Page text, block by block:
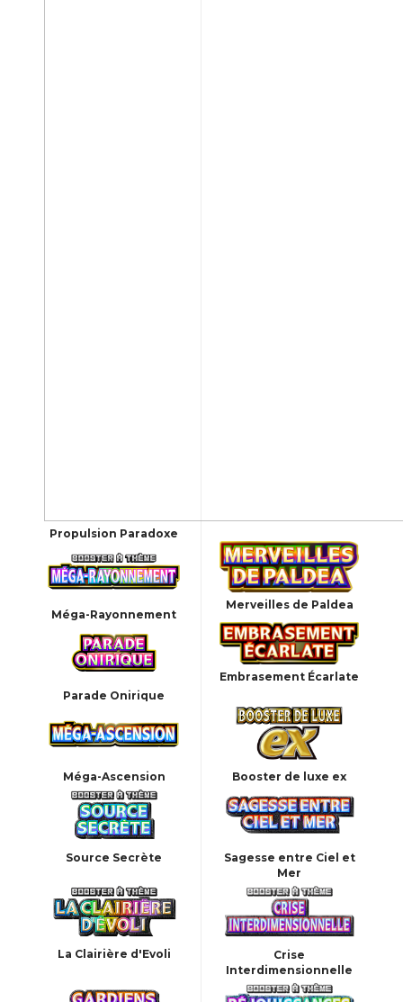
Propulsion Paradoxe
Méga-Rayonnement
Merveilles de Paldea
Parade Onirique
Embrasement Écarlate
Méga-Ascension Booster de luxe ex
Source Secrète
Sagesse entre Ciel et
Mer
La Clairière d'Evoli
Crise
Interdimensionnelle